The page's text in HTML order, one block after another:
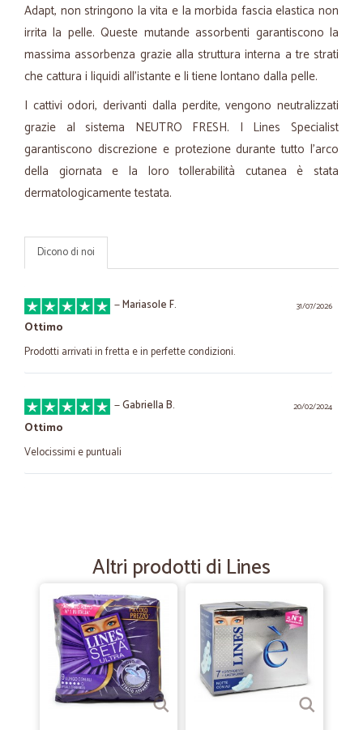
Adapt, non stringono la vita e la morbida fascia elastica non
irrita la pelle. Queste mutande assorbenti garantiscono la
massima assorbenza grazie alla struttura interna a tre strati
che cattura i liquidi all'istante e li tiene lontano dalla pelle.
I cattivi odori, derivanti dalla perdite, vengono neutralizzati
grazie al sistema NEUTRO FRESH. I Lines Specialist
garantiscono discrezione e protezione durante tutto l'arco
della giornata e la loro tollerabilità cutanea è stata
dermatologicamente testata.
Dicono di noi
31/07/2026
—Mariasole F.
Ottimo
Prodotti arrivati in fretta e in perfette condizioni.
20/02/2024
—Gabriella B.
Ottimo
Velocissimi e puntuali
13/08/2022
—Carlo P.
Di più non si può!
Estremamente positiva. Acquistato un prodotto ormai introvabile.
Consegna velocissima e rispettosa.
Altri prodotti di Lines